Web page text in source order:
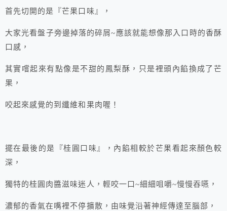
首先切開的是『芒果口味』，
大家光看盤子旁邊掉落的碎屑~應該就能想像那入口時的香酥
口感，
其實嚐起來有點像是不甜的鳳梨酥，只是裡頭內餡換成了芒
果，
咬起來感覺的到纖維和果肉喔！
擺在最後的是『桂圓口味』，內餡相較於芒果看起來顏色較
深，
獨特的桂圓肉醬滋味迷人，輕咬一口~細細咀嚼~慢慢吞嚥，
濃郁的香氣在嘴裡不停擴散，由味覺沿著神經傳達至腦部，